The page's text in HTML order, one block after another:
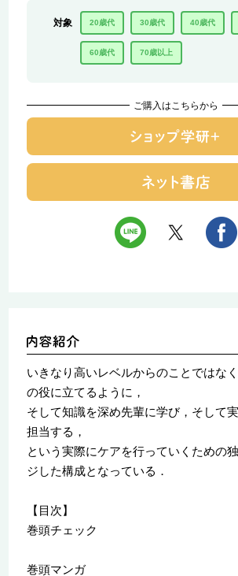
対象 20歳代 30歳代 40歳代
60歳代 70歳以上
ご購入はこちらから
いきなり高いレベルからのことではな
の役に立てるように，
そして知識を深め先輩に学び，そして
担当する，
という実際にケアを行っていくための
ジした構成となっている．
【目次】
巻頭チェック
巻頭マンガ